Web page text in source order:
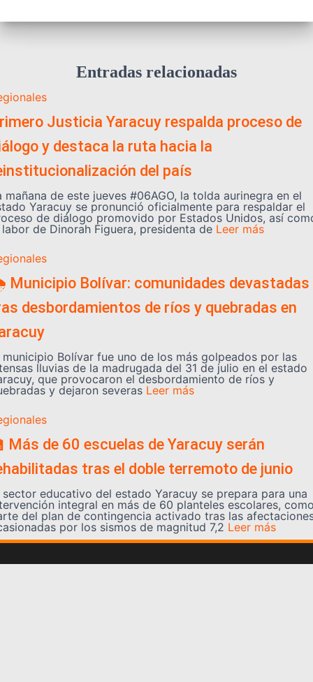
Entradas relacionadas
Justicia Yaracuy respalda proceso de
y destaca la ruta hacia la
del país
mañana de este jueves #06AGO, la tolda aurinegra en el
Yaracuy se pronunció oficialmente para respaldar el
de diálogo promovido por Estados Unidos, así
de Dinorah Figuera, presidenta de Leer más
Bolívar: comunidades devastadas
desbordamientos de ríos y quebradas en
municipio Bolívar fue uno de los más golpeados por las
lluvias de la madrugada del 31 de julio en el estado
que provocaron el desbordamiento de ríos y
y dejaron severas Leer más
Más de 60 escuelas de Yaracuy serán
tras el doble terremoto de junio
sector educativo del estado Yaracuy se prepara para una
integral en más de 60 planteles escolares,
del plan de contingencia activado tras las
por los sismos de magnitud 7,2 Leer más